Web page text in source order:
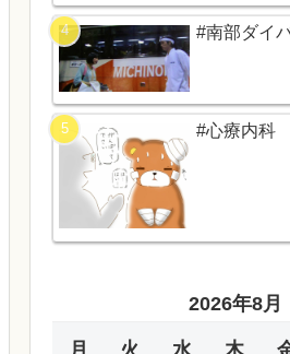
#南部ダイ
#心療内科
2026年8月